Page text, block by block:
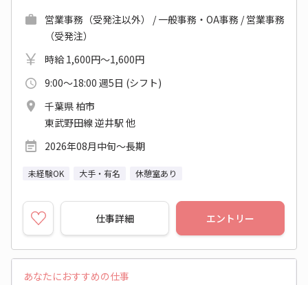
営業事務（受発注以外） / 一般事務・OA事務 / 営業事務
（受発注）
時給 1,600円～1,600円
9:00～18:00 週5日 (シフト)
千葉県 柏市
東武野田線 逆井駅 他
2026年08月中旬～長期
未経験OK 大手・有名 休憩室あり
仕事詳細 エントリー
あなたにおすすめの仕事